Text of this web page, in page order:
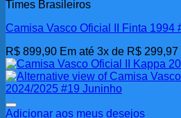
Times Brasileiros
Camisa Vasco Oficial II Finta 1994
R$ 899,90 Em até 3x de R$ 299,97
Adicionar aos meus desejos